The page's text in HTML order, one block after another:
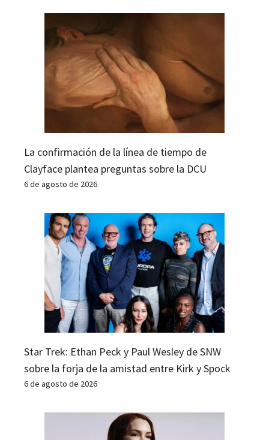
La confirmación de la línea de tiempo de
Clayface plantea preguntas sobre la DCU
6 de agosto de 2026
Star Trek: Ethan Peck y Paul Wesley de SNW
sobre la forja de la amistad entre Kirk y Spock
6 de agosto de 2026